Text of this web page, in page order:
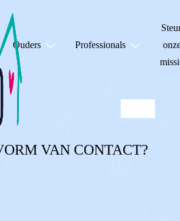
Ouders Professionals
VAN CONTACT?